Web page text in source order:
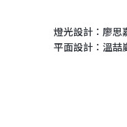
燈光設計：廖思
平面設計：溫喆